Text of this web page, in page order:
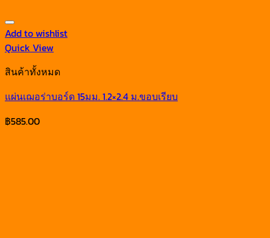
Add to wishlist
Quick View
สินค้าทั้งหมด
แผ่นเฌอร่าบอร์ด 15มม. 1.2×2.4 ม.ขอบเรียบ
฿585.00